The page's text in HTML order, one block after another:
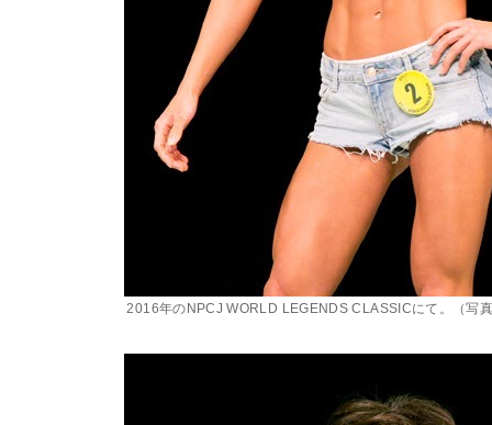
2016年のNPCJ WORLD LEGENDS CLASSICにて。（写